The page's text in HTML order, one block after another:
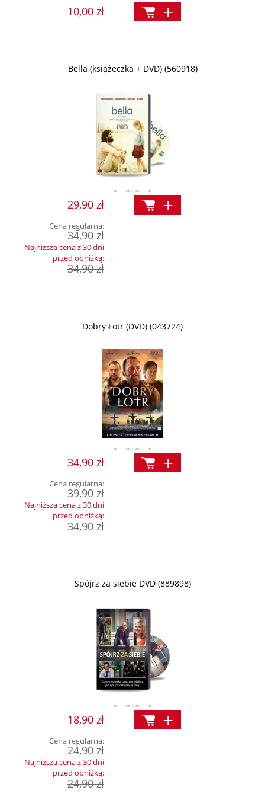
10,00 zł
Bella (książeczka + DVD) (560918)
29,90 zł
Cena regularna:
34,90 zł
Najniższa cena z 30 dni
przed obniżką:
34,90 zł
Dobry Łotr (DVD) (043724)
34,90 zł
Cena regularna:
39,90 zł
Najniższa cena z 30 dni
przed obniżką:
34,90 zł
Spójrz za siebie DVD (889898)
18,90 zł
Cena regularna:
24,90 zł
Najniższa cena z 30 dni
przed obniżką:
24,90 zł